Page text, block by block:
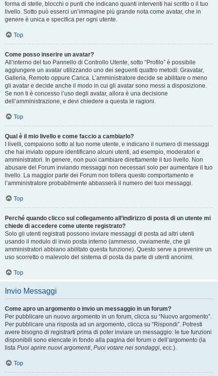
forma di stelle, blocchi o punti che indicano quanti interventi hai scritto o il tuo
livello. Sotto può esserci un’immagine più grande nota come avatar, che in
genere è unica e specifica per ogni utente.
Top
Come posso inserire un avatar?
All’interno del tuo Pannello di Controllo Utente, sotto “Profilo” è possibile
aggiungere un avatar utilizzando uno dei seguenti quattro metodi: Gravatar,
Galleria, Remoto oppure Carica. L’amministratore decide se abilitare o meno
gli avatar e decide anche il modo in cui gli avatar sono messi a disposizione.
Se non ti è concesso l’uso degli avatar, allora è una decisione
dell’amministrazione, e devi chiedere a questa le ragioni.
Top
Qual è il mio livello e come faccio a cambiarlo?
I livelli, compaiono sotto al tuo nome utente, e indicano il numero di messaggi
che hai inviato oppure identificano alcuni utenti, ad esempio, moderatori e
amministratori. In genere, non puoi cambiare direttamente il tuo livello. Non
abusare del Forum inviando messaggi non necessari solo per aumentare il tuo
livello. La maggior parte dei Forum non tollera questo comportamento e
l’amministratore probabilmente abbasserà il numero dei tuoi messaggi.
Top
Perché quando clicco sul collegamento all’indirizzo di posta di un utente mi
chiede di accedere come utente registrato?
Solo gli utenti registrati possono inviare messaggi di posta ad altri utenti
usando il modulo di invio posta interno (ammesso, ovviamente, che gli
amministratori abbiano abilitato questa funzione). Questo serve a prevenire un
uso scorretto o malevolo del sistema di posta da parte di utenti anonimi.
Top
Invio Messaggi
Come apro un argomento o invio un messaggio in un forum?
Per pubblicare un nuovo argomento in un forum, clicca su “Nuovo argomento”.
Per pubblicare una risposta ad un argomento, clicca su “Rispondi”. Potresti
avere bisogno di registrarti prima di poter inviare un messaggio: le tue funzioni
disponibili sono elencate in fondo alla pagina del forum o dell’argomento (la
lista Puoi aprire nuovi argomenti, Puoi votare nei sondaggi, ecc.).
Top